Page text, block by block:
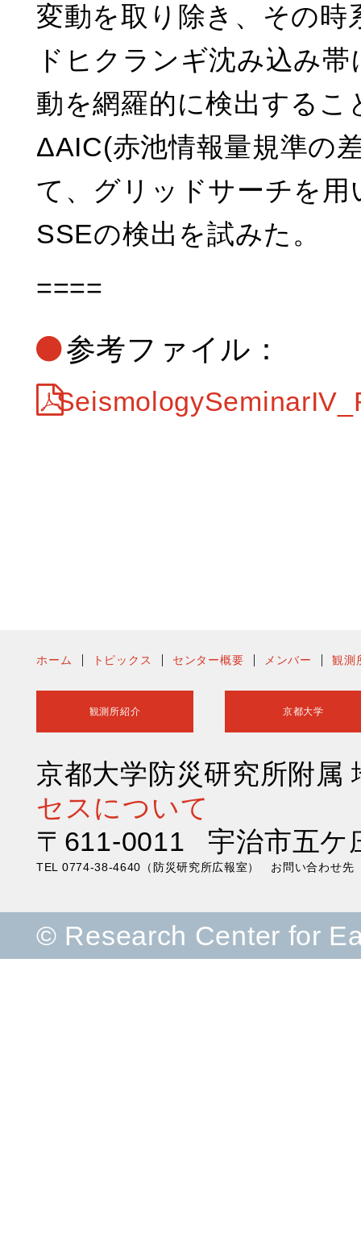
変動を取り除き、その
ドヒクランギ沈み込み
動を網羅的に検出する
ΔAIC(赤池情報量規準の
て、グリッドサーチを
SSEの検出を試みた。
====
参考ファイル：
ホーム トピックス センター概要 メンバー 観測
観測所紹介 京都大学
京都大学防災研究所附
セスについて
〒611-0011 宇治市五ケ
TEL 0774-38-4640（防災研究所広報室） お問い合わせ先
© Research Center for